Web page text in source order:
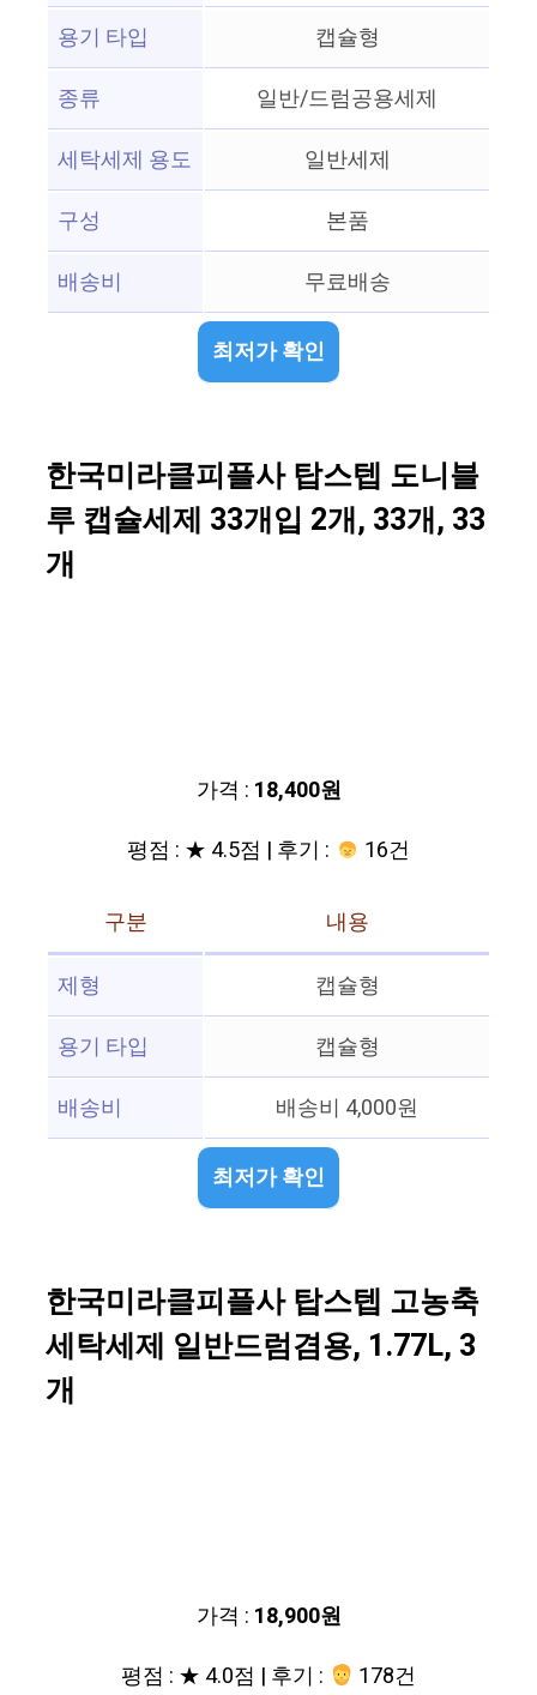
용기 타입
캡슐형
종류
일반/드럼공용세제
세탁세제 용도
일반세제
구성
본품
배송비
무료배송
최저가 확인
한국미라클피플사 탑스텝 도니블
루 캡슐세제 33개입 2개, 33개, 33
개
가격 : 18,400원
평점 : ★ 4.5점 | 후기 :
16건
구분
내용
제형
캡슐형
용기 타입
캡슐형
배송비
배송비 4,000원
최저가 확인
한국미라클피플사 탑스텝 고농축
세탁세제 일반드럼겸용, 1.77L, 3
개
가격 : 18,900원
평점 : ★ 4.0점 | 후기 :
178건